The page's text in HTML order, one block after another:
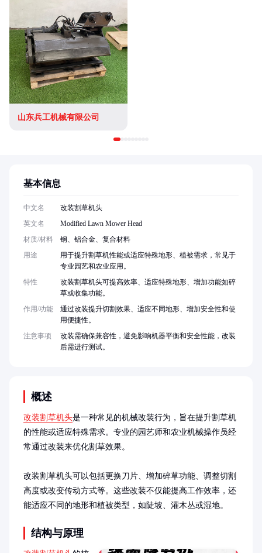
山东兵工机械有限公司
概述
改装割草机头是一种常见的机械改装行为，旨在提升割草机
的性能或适应特殊需求。专业的园艺师和农业机械操作员经
常通过改装来优化割草效果。
改装割草机头可以包括更换刀片、增加碎草功能、调整切割
高度或改变传动方式等。这些改装不仅能提高工作效率，还
能适应不同的地形和植被类型，如陡坡、灌木丛或湿地。
结构与原理
基本信息
中文名
改装割草机头
英文名
Modified Lawn Mower Head
材质/材料
钢、铝合金、复合材料
用途
用于提升割草机性能或适应特殊地形、植被需求，常见于
专业园艺和农业应用。
特性
改装割草机头可提高效率、适应特殊地形、增加功能如碎
草或收集功能。
作用/功能
通过改装提升切割效果、适应不同地形、增加安全性和使
用便捷性。
注意事项
改装需确保兼容性，避免影响机器平衡和安全性能，改装
后需进行测试。